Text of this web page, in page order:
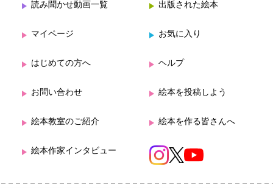
読み聞かせ動画一覧 出版された絵本
マイページ お気に入り
はじめての方へ ヘルプ
お問い合わせ 絵本を投稿しよう
絵本教室のご紹介 絵本を作る皆さんへ
絵本作家インタビュー